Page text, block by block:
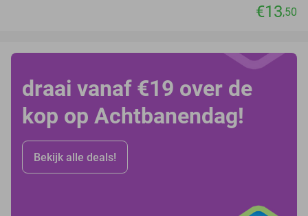
€13,50
draai vanaf €19 over de
kop op Achtbanendag!
Bekijk alle deals!